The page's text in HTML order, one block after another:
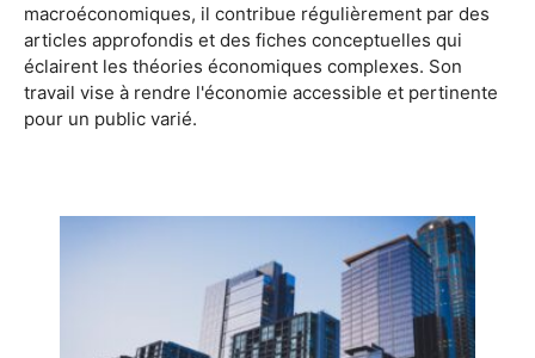
macroéconomiques, il contribue régulièrement par des
articles approfondis et des fiches conceptuelles qui
éclairent les théories économiques complexes. Son
travail vise à rendre l'économie accessible et pertinente
pour un public varié.